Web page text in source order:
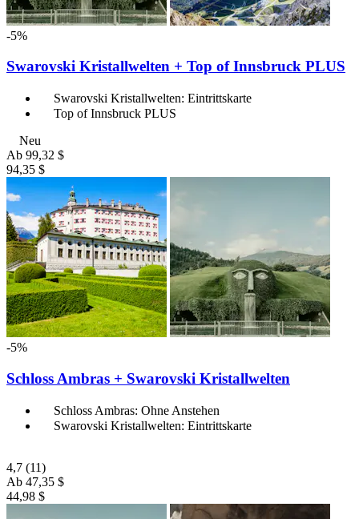
-5%
Swarovski Kristallwelten + Top of Innsbruck PLUS
Swarovski Kristallwelten: Eintrittskarte
Top of Innsbruck PLUS
Neu
Ab 99,32 $
94,35 $
-5%
Schloss Ambras + Swarovski Kristallwelten
Schloss Ambras: Ohne Anstehen
Swarovski Kristallwelten: Eintrittskarte
4,7 (11)
Ab 47,35 $
44,98 $